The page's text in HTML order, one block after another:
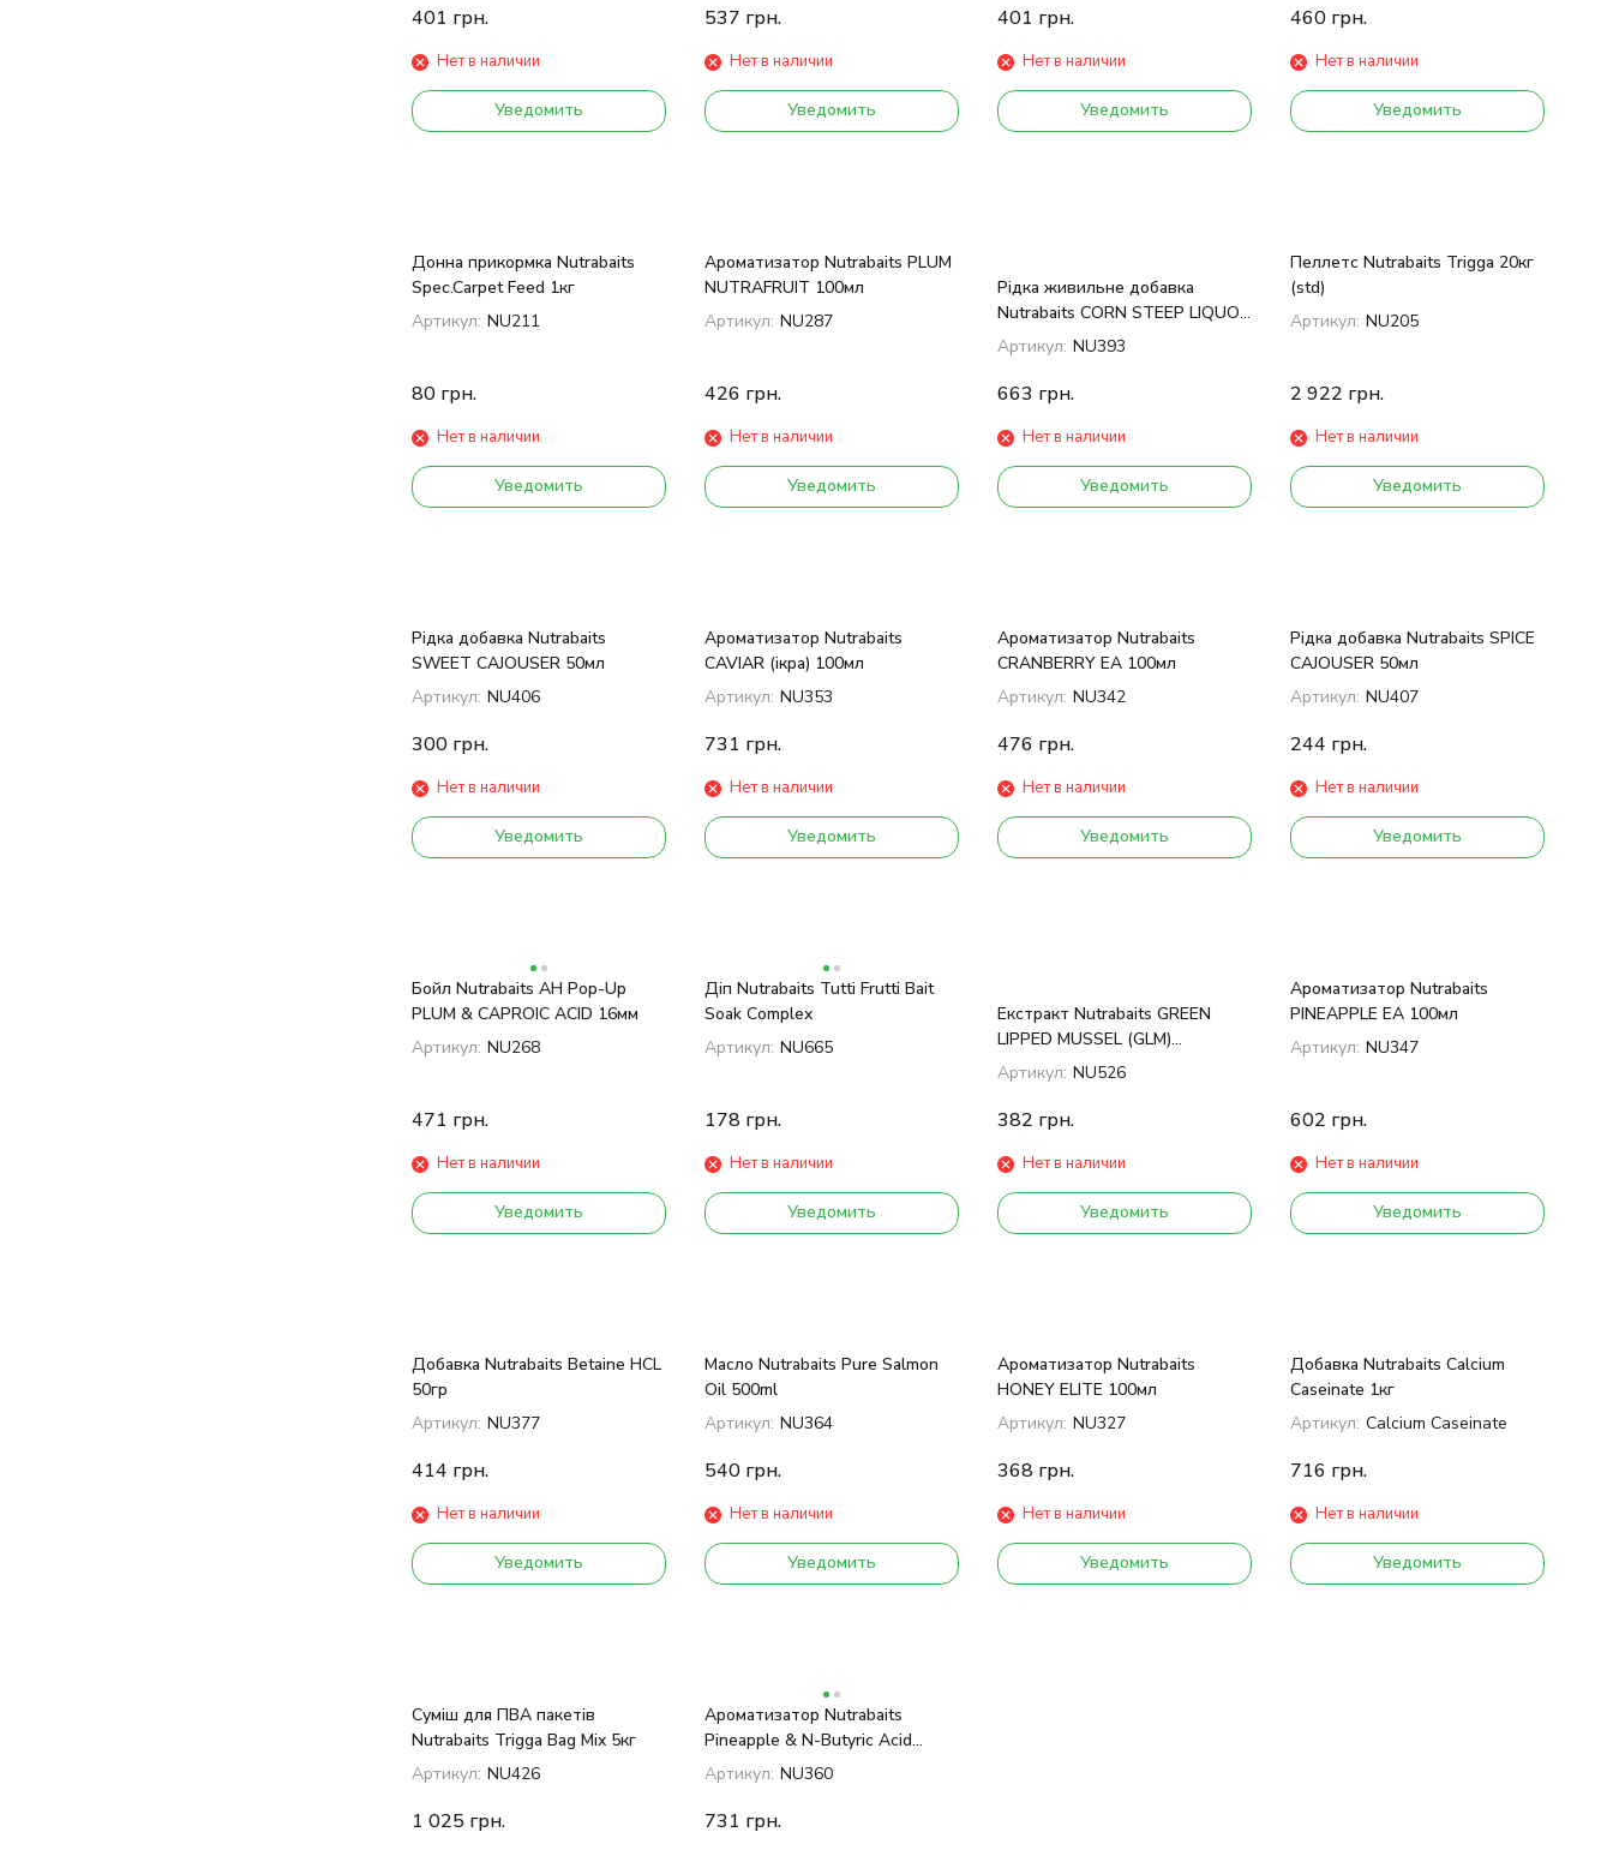
401 грн.
Нет в наличии
Уведомить
537 грн.
Нет в наличии
Уведомить
401 грн.
Нет в наличии
Уведомить
460 грн.
Нет в наличии
Уведомить
Донна прикормка Nutrabaits
Spec.Carpet Feed 1кг
Артикул: NU211
80 грн.
Нет в наличии
Уведомить
Ароматизатор Nutrabaits PLUM
NUTRAFRUIT 100мл
Артикул: NU287
426 грн.
Нет в наличии
Уведомить
Рідка живильне добавка
Nutrabaits CORN STEEP LIQUOR
250мл
Артикул: NU393
663 грн.
Нет в наличии
Уведомить
Пеллетс Nutrabaits Trigga 20кг
(std)
Артикул: NU205
2 922 грн.
Нет в наличии
Уведомить
Рідка добавка Nutrabaits
SWEET CAJOUSER 50мл
Артикул: NU406
300 грн.
Нет в наличии
Уведомить
Ароматизатор Nutrabaits
CAVIAR (ікра) 100мл
Артикул: NU353
731 грн.
Нет в наличии
Уведомить
Ароматизатор Nutrabaits
CRANBERRY EA 100мл
Артикул: NU342
476 грн.
Нет в наличии
Уведомить
Рідка добавка Nutrabaits SPICE
CAJOUSER 50мл
Артикул: NU407
244 грн.
Нет в наличии
Уведомить
Бойл Nutrabaits AH Pop-Up
PLUM & CAPROIC ACID 16мм
Артикул: NU268
471 грн.
Нет в наличии
Уведомить
Діп Nutrabaits Tutti Frutti Bait
Soak Complex
Артикул: NU665
178 грн.
Нет в наличии
Уведомить
Екстракт Nutrabaits GREEN
LIPPED MUSSEL (GLM)
EXTRACT 50гр
Артикул: NU526
382 грн.
Нет в наличии
Уведомить
Ароматизатор Nutrabaits
PINEAPPLE EA 100мл
Артикул: NU347
602 грн.
Нет в наличии
Уведомить
Добавка Nutrabaits Betaine HCL
50гр
Артикул: NU377
414 грн.
Нет в наличии
Уведомить
Масло Nutrabaits Pure Salmon
Oil 500ml
Артикул: NU364
540 грн.
Нет в наличии
Уведомить
Ароматизатор Nutrabaits
HONEY ELITE 100мл
Артикул: NU327
368 грн.
Нет в наличии
Уведомить
Добавка Nutrabaits Calcium
Caseinate 1кг
Артикул: Calcium Caseinate
716 грн.
Нет в наличии
Уведомить
Суміш для ПВА пакетів
Nutrabaits Trigga Bag Mix 5кг
Артикул: NU426
1 025 грн.
Ароматизатор Nutrabaits
Pineapple & N-Butyric Acid
100мл
Артикул: NU360
731 грн.